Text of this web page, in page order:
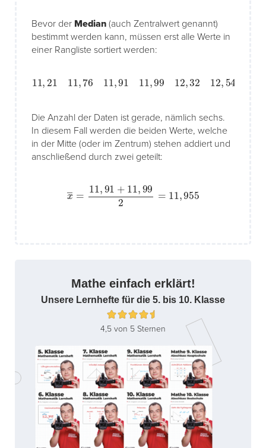
Bevor der Median (auch Zentralwert genannt)
bestimmt werden kann, müssen erst alle Werte in
einer Rangliste sortiert werden:
11 2111 7611 91 9912,32 12,54
Die Anzahl der Daten ist gerade, nämlich sechs.
In diesem Fall werden die beiden Werte, welche
in der Mitte (oder im Zentrum) stehen addiert und
anschließend durch zwei geteilt:
―= 11,91 + 11,992=
Mathe einfach erklärt!
Unsere Lernhefte für die 5. bis 10. Klasse
4,5 von 5 Sternen